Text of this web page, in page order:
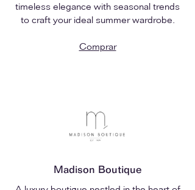
timeless elegance with seasonal trends
to craft your ideal summer wardrobe.
Comprar
Madison Boutique